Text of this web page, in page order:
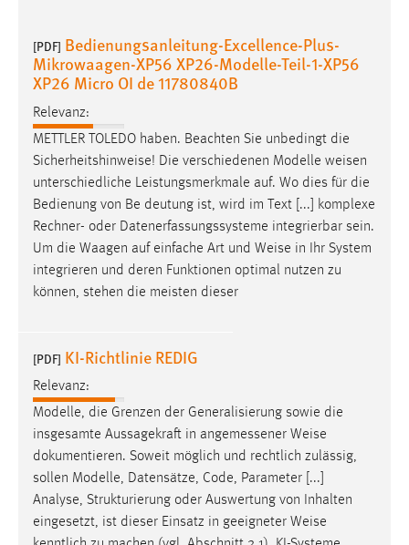
[PDF] Bedienungsanleitung-Excellence-Plus-
Mikrowaagen-XP56 XP26-Modelle-Teil-1-XP56
XP26 Micro OI de 11780840B
Relevanz:
METTLER TOLEDO haben. Beachten Sie unbedingt die
Sicherheitshinweise! Die verschiedenen Modelle weisen
unterschiedliche Leistungsmerkmale auf. Wo dies für die
Bedienung von Be­ deutung ist, wird im Text [...] komplexe
Rechner- oder Datenerfassungssysteme integrierbar sein.
Um die Waagen auf einfache Art und Weise in Ihr System
integrieren und deren Funktionen optimal nutzen zu
können, stehen die meisten dieser
[PDF] KI-Richtlinie REDIG
Relevanz:
Modelle, die Grenzen der Generalisierung sowie die
insgesamte Aussagekraft in angemessener Weise
dokumentieren. Soweit möglich und rechtlich zulässig,
sollen Modelle, Datensätze, Code, Parameter [...]
Analyse, Strukturierung oder Auswertung von Inhalten
eingesetzt, ist dieser Einsatz in geeigneter Weise
Name:
MibewSessionID, MIBEW_UserID, mibew_locale, mibew-
Zweck:
Wird benötigt um die Chatfunktion nutzen zu können.
Cookie Laufzeit:
MibewSessionID, mibew-chat-frame-style-
5e9dbeb1811c0446 = Sitzungslaufzeit, mibew_locale = 3
Jahre, MIBEW_UserID = 1 Jahr
Login
fe_user, be_user, be_lastLoginProvider
Zweck:
Dieser Cookie ist notwendig um sich an der Website
einloggen zu können.
Cookie Laufzeit:
24 Stunden